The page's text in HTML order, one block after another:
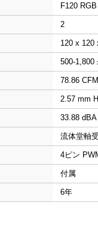
F120
2
120 x 120
500-1,800
78.86 CFM
2.57 mm
33.88 dBA
流体堂軸
4ピン
付属
6年